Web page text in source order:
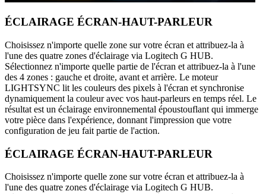
ÉCLAIRAGE ÉCRAN-HAUT-PARLEUR
Choisissez n'importe quelle zone sur votre écran et attribuez-la à
l'une des quatre zones d'éclairage via Logitech G HUB.
Sélectionnez n'importe quelle partie de l'écran et attribuez-la à l'une
des 4 zones : gauche et droite, avant et arrière. Le moteur
LIGHTSYNC lit les couleurs des pixels à l'écran et synchronise
dynamiquement la couleur avec vos haut-parleurs en temps réel. Le
résultat est un éclairage environnemental époustouflant qui immerge
votre pièce dans l'expérience, donnant l'impression que votre
configuration de jeu fait partie de l'action.
ÉCLAIRAGE ÉCRAN-HAUT-PARLEUR
Choisissez n'importe quelle zone sur votre écran et attribuez-la à
l'une des quatre zones d'éclairage via Logitech G HUB.